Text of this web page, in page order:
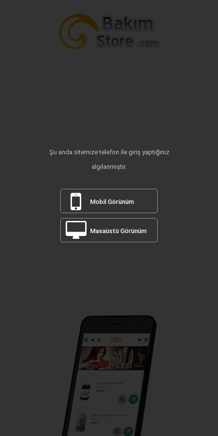
Şu anda sitemize telefon ile giriş yaptığınız
algılanmıştır.
Mobil Görünüm
Masaüstü Görünüm